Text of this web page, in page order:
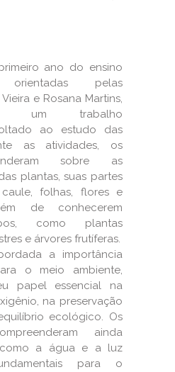
ano do ensino
orientadas pelas
e Rosana Martins,
um trabalho
ao estudo das
as atividades, os
sobre as
plantas, suas partes
folhas, flores e
de conhecerem
como plantas
e árvores frutíferas.
a importância
o meio ambiente,
papel essencial na
na preservação
ecológico. Os
ainda
a água e a luz
para o